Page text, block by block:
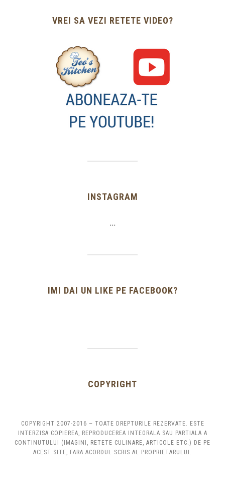
VREI SA VEZI RETETE VIDEO?
INSTAGRAM
…
IMI DAI UN LIKE PE FACEBOOK?
COPYRIGHT
COPYRIGHT 2007-2016 ~ TOATE DREPTURILE REZERVATE. ESTE
INTERZISA COPIEREA, REPRODUCEREA INTEGRALA SAU PARTIALA A
CONTINUTULUI (IMAGINI, RETETE CULINARE, ARTICOLE ETC.) DE PE
ACEST SITE, FARA ACORDUL SCRIS AL PROPRIETARULUI.